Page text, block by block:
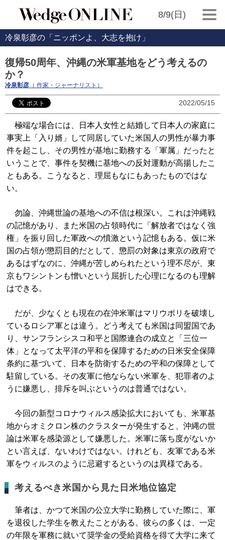
8/9(日)
冷泉彰彦の「ニッポンよ、大志を抱け」
復帰50周年、沖縄の米軍基地をどう考えるの
か？
冷泉彰彦 （ 作家・ジャーナリスト）
2022/05/15
極端な場合には、日本人女性と結婚して日本人の家庭に
事実上「入り婿」して同居していた米国人の男性が暴力事
件を起こし、その男性が基地に勤務する「軍属」だったと
いうことで、事件を契機に基地への反対運動が高揚したこ
ともある。こうなると、理屈もなにもあったものではな
い。
勿論、沖縄世論の基地への不信は根深い。これは沖縄戦
の記憶があり、また米国の占領時代に「解放者ではなく強
権」を振り回した軍政への憤激という記憶もある。仮に米
国の占領が懲罰目的だとして、懲罰の対象は東京の政府で
あるはずなのに、沖縄が苦しめられたという理不尽が、東
京もワシントンも憎いという屈折した心理になるのも理解
はできる。
だが、少なくとも現在の在沖米軍はマリウポリを破壊し
ているロシア軍とは違う。どう考えても米国は同盟国であ
り、サンフランシスコ和平と国際連合の成立と「三位一
体」となって太平洋の平和を保障するための日米安全保障
条約に基づいて、日本を防衛するための平和の保障として
駐留している。その友軍に他ならない米軍を、犯罪者のよ
うに嫌悪し、排斥を叫ぶというのは普通ではない。
今回の新型コロナウィルス感染拡大においても、米軍基
地からオミクロン株のクラスターが発生すると、沖縄の世
論は米軍を感染源として嫌悪した。米軍に落ち度がないか
とい言えば、ないわけではない。けれども、友軍である米
軍をウィルスのように忌避するというのは異様である。
考えるべき米国から見た日米地位協定
筆者は、かつて米国の公立大学に勤務していた際に、軍
を退役した学生を教えたことがある。彼らの多くは、一定
の年限を軍務に就いて奨学金の受給資格を得て大学に来て